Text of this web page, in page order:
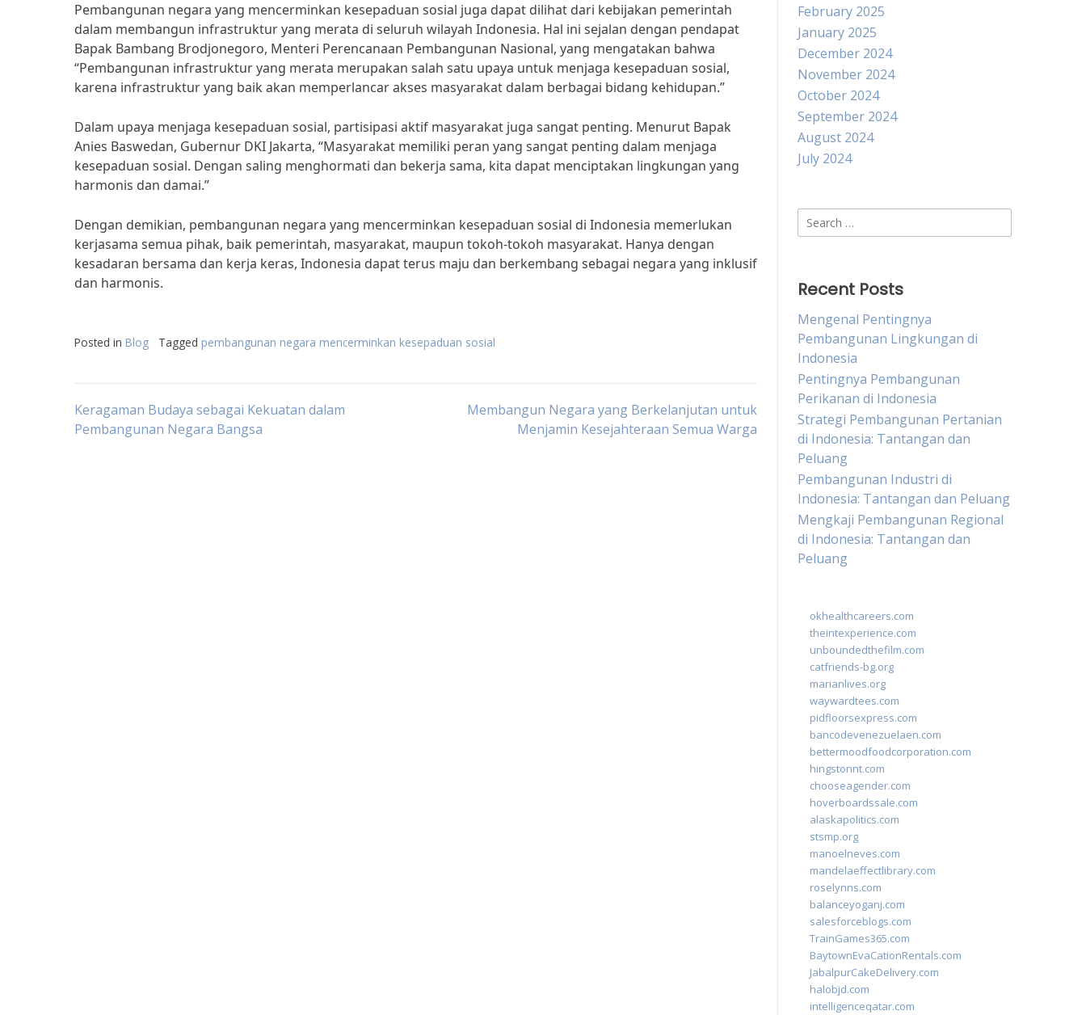
Pembangunan negara yang mencerminkan kesepaduan sosial juga dapat dilihat dari kebijakan pemerintah
dalam membangun infrastruktur yang merata di seluruh wilayah Indonesia. Hal ini sejalan dengan pendapat
Bapak Bambang Brodjonegoro, Menteri Perencanaan Pembangunan Nasional, yang mengatakan bahwa
“Pembangunan infrastruktur yang merata merupakan salah satu upaya untuk menjaga kesepaduan sosial,
karena infrastruktur yang baik akan memperlancar akses masyarakat dalam berbagai bidang kehidupan.”
Dalam upaya menjaga kesepaduan sosial, partisipasi aktif masyarakat juga sangat penting. Menurut Bapak
Anies Baswedan, Gubernur DKI Jakarta, “Masyarakat memiliki peran yang sangat penting dalam menjaga
kesepaduan sosial. Dengan saling menghormati dan bekerja sama, kita dapat menciptakan lingkungan yang
harmonis dan damai.”
Dengan demikian, pembangunan negara yang mencerminkan kesepaduan sosial di Indonesia memerlukan
kerjasama semua pihak, baik pemerintah, masyarakat, maupun tokoh-tokoh masyarakat. Hanya dengan
kesadaran bersama dan kerja keras, Indonesia dapat terus maju dan berkembang sebagai negara yang inklusif
dan harmonis.
Posted in Blog Tagged pembangunan negara mencerminkan kesepaduan sosial
Post
Keragaman Budaya sebagai Kekuatan dalam
Pembangunan Negara Bangsa
Membangun Negara yang Berkelanjutan untuk
Menjamin Kesejahteraan Semua Warga
February 2025
January 2025
December 2024
November 2024
October 2024
September 2024
August 2024
July 2024
Search
for:
Recent Posts
Mengenal Pentingnya
Pembangunan Lingkungan di
Indonesia
Pentingnya Pembangunan
Perikanan di Indonesia
Strategi Pembangunan Pertanian
di Indonesia: Tantangan dan
Peluang
Pembangunan Industri di
Indonesia: Tantangan dan Peluang
Mengkaji Pembangunan Regional
di Indonesia: Tantangan dan
Peluang
okhealthcareers.com
theintexperience.com
unboundedthefilm.com
catfriends-bg.org
marianlives.org
waywardtees.com
pidfloorsexpress.com
bancodevenezuelaen.com
bettermoodfoodcorporation.com
hingstonnt.com
chooseagender.com
hoverboardssale.com
alaskapolitics.com
stsmp.org
manoelneves.com
mandelaeffectlibrary.com
roselynns.com
balanceyoganj.com
salesforceblogs.com
TrainGames365.com
BaytownEvaCationRentals.com
JabalpurCakeDelivery.com
halobjd.com
intelligenceqatar.com